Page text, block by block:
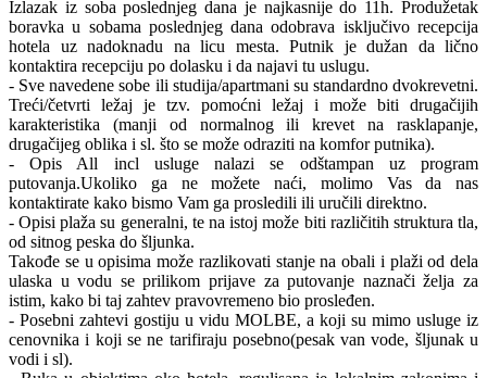
Izlazak iz soba poslednjeg dana je najkasnije do 11h. Produžetak
boravka u sobama poslednjeg dana odobrava isključivo recepcija
hotela uz nadoknadu na licu mesta. Putnik je dužan da lično
kontaktira recepciju po dolasku i da najavi tu uslugu.
- Sve navedene sobe ili studija/apartmani su standardno dvokrevetni.
Treći/četvrti ležaj je tzv. pomoćni ležaj i može biti drugačijih
karakteristika (manji od normalnog ili krevet na rasklapanje,
drugačijeg oblika i sl. što se može odraziti na komfor putnika).
- Opis All incl usluge nalazi se odštampan uz program
putovanja.Ukoliko ga ne možete naći, molimo Vas da nas
kontaktirate kako bismo Vam ga prosledili ili uručili direktno.
- Opisi plaža su generalni, te na istoj može biti različitih struktura tla,
od sitnog peska do šljunka.
Takođe se u opisima može razlikovati stanje na obali i plaži od dela
ulaska u vodu se prilikom prijave za putovanje naznači želja za
istim, kako bi taj zahtev pravovremeno bio prosleđen.
- Posebni zahtevi gostiju u vidu MOLBE, a koji su mimo usluge iz
cenovnika i koji se ne tarifiraju posebno(pesak van vode, šljunak u
vodi i sl).